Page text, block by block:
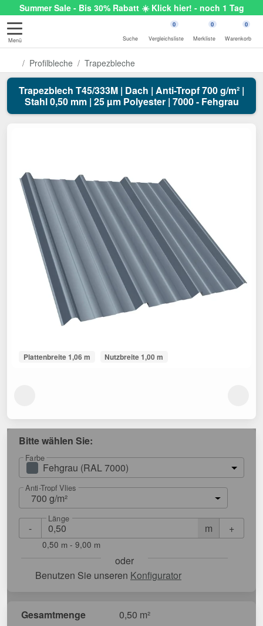
Summer Sale - Bis 30% Rabatt ☀️ Klick hier! - noch 1 Tag
Menü Suche
0
Vergleichsliste
0
Merkliste
0
Warenkorb
Profilbleche Trapezbleche
Trapezblech T45/333M | Dach | Anti-Tropf 700 g/m² |
Stahl 0,50 mm | 25 µm Polyester | 7000 - Fehgrau
Plattenbreite 1,06 m Nutzbreite 1,00 m
Bitte wählen Sie:
Farbe
Fehgrau (RAL 7000)
Anti-Tropf Vlies
700 g/m²
- m
Länge
+
0,50 m - 9,00 m
oder
Benutzen Sie unseren Konfigurator
Gesamtmenge
0,50 m²